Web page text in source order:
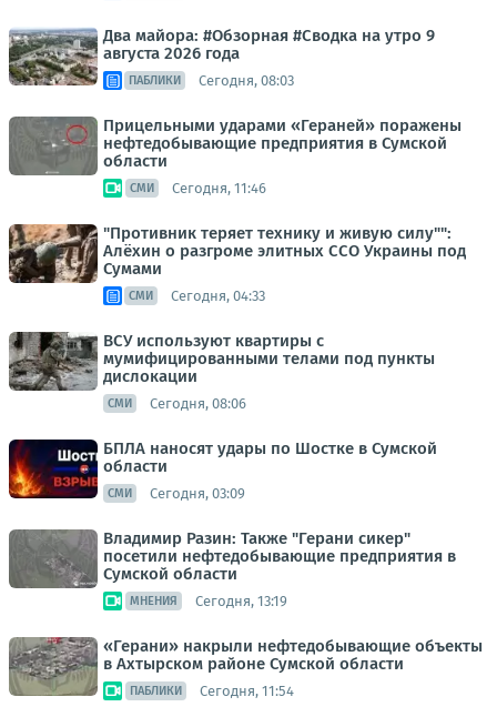
Два майора: #Обзорная #Сводка на утро 9
августа 2026 года
ПАБЛИКИ Сегодня, 08:03
Прицельными ударами «Гераней» поражены
нефтедобывающие предприятия в Сумской
области
СМИ Сегодня, 11:46
"Противник теряет технику и живую силу"":
Алёхин о разгроме элитных ССО Украины под
Сумами
СМИ Сегодня, 04:33
ВСУ используют квартиры с
мумифицированными телами под пункты
дислокации
СМИ Сегодня, 08:06
БПЛА наносят удары по Шостке в Сумской
области
СМИ Сегодня, 03:09
Владимир Разин: Также "Герани сикер"
посетили нефтедобывающие предприятия в
Сумской области
МНЕНИЯ Сегодня, 13:19
«Герани» накрыли нефтедобывающие объекты
в Ахтырском районе Сумской области
ПАБЛИКИ Сегодня, 11:54